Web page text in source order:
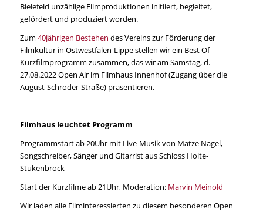
Bielefeld unzählige Filmproduktionen initiiert, begleitet,
gefördert und produziert worden.
Zum 40jährigen Bestehen des Vereins zur Förderung der
Filmkultur in Ostwestfalen-Lippe stellen wir ein Best Of
Kurzfilmprogramm zusammen, das wir am Samstag, d.
27.08.2022 Open Air im Filmhaus Innenhof (Zugang über die
August-Schröder-Straße) präsentieren.
Filmhaus leuchtet Programm
Programmstart ab 20Uhr mit Live-Musik von Matze Nagel,
Songschreiber, Sänger und Gitarrist aus Schloss Holte-
Stukenbrock
Start der Kurzfilme ab 21Uhr, Moderation: Marvin Meinold
Wir laden alle Filminteressierten zu diesem besonderen Open